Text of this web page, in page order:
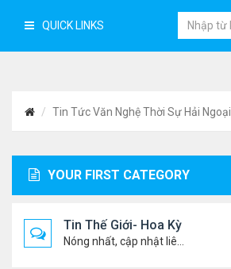
QUICK LINKS
Tin Tức Văn Nghệ Thời Sự Hải Ngoại
YOUR FIRST CATEGORY
Tin Thế Giới- Hoa Kỳ